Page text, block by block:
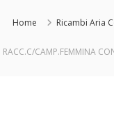
veicolo?
Walter
Home Ricambi Aria
RACC.C/CAMP.FEMMINA